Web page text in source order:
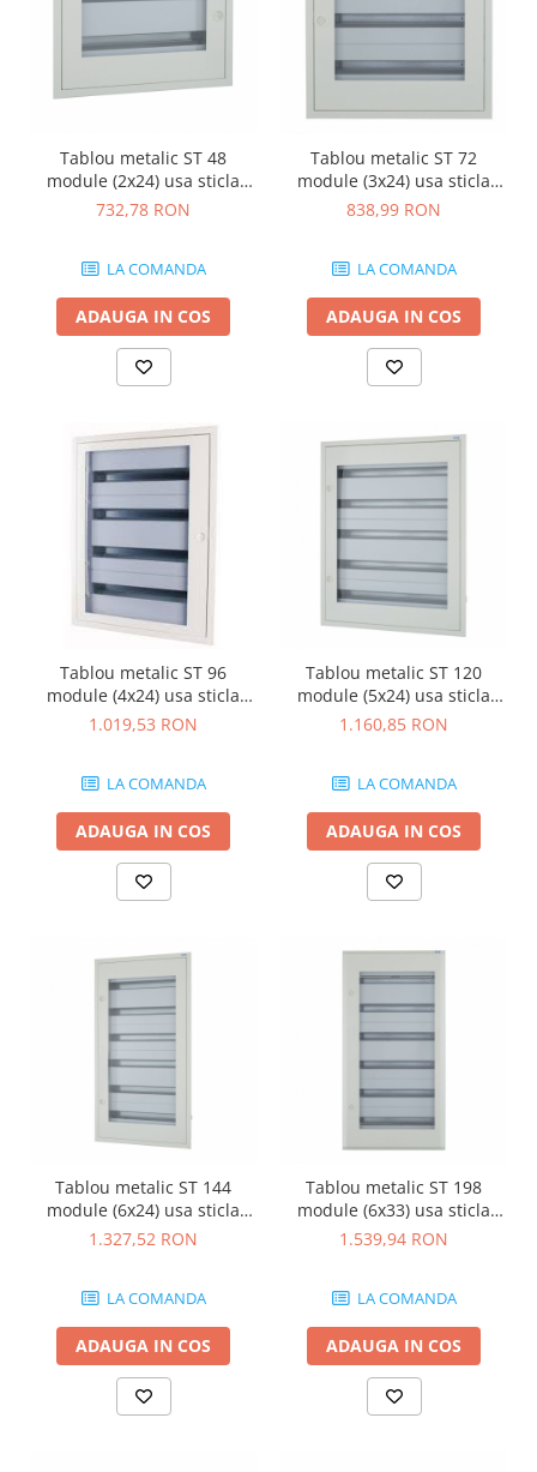
Tablou metalic ST 48
module (2x24) usa sticla
IP30 Eaton gri BF-UT-2/48-G-
732,78 RON
LA COMANDA
ADAUGA IN COS
Tablou metalic ST 72
module (3x24) usa sticla
IP30 Eaton gri BF-UT-3/72-G-
838,99 RON
LA COMANDA
ADAUGA IN COS
Tablou metalic ST 96
module (4x24) usa sticla
IP30 Eaton gri BF-UT-4/96-G-
1.019,53 RON
LA COMANDA
ADAUGA IN COS
Tablou metalic ST 120
module (5x24) usa sticla
IP30 Eaton gri BF-UT-5/120-
1.160,85 RON
LA COMANDA
ADAUGA IN COS
Tablou metalic ST 144
module (6x24) usa sticla
IP30 Eaton gri BF-UT-6/144-
1.327,52 RON
LA COMANDA
ADAUGA IN COS
Tablou metalic ST 198
module (6x33) usa sticla
IP30 Eaton gri BF-UT-6/198-
1.539,94 RON
LA COMANDA
ADAUGA IN COS